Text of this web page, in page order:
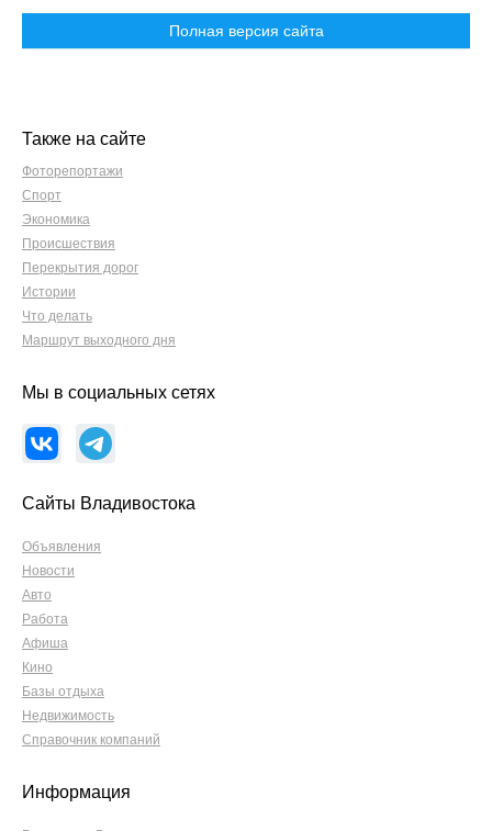
Полная версия сайта
Также на сайте
Фоторепортажи
Спорт
Экономика
Происшествия
Перекрытия дорог
Истории
Что делать
Маршрут выходного дня
Мы в социальных сетях
Сайты Владивостока
Объявления
Новости
Авто
Работа
Афиша
Кино
Базы отдыха
Недвижимость
Справочник компаний
Информация